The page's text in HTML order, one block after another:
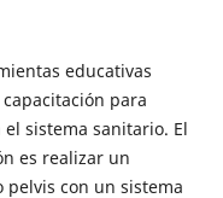
educativas
para
sistema sanitario. El
es realizar un
con un sistema